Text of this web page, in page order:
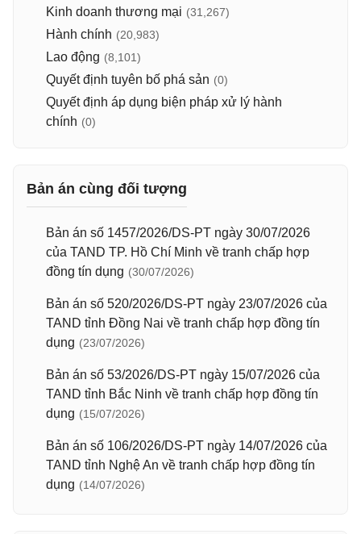
Kinh doanh thương mại (31,267)
Hành chính (20,983)
Lao động (8,101)
Quyết định tuyên bố phá sản (0)
Quyết định áp dụng biện pháp xử lý hành
chính (0)
Bản án cùng đối tượng
Bản án số 1457/2026/DS-PT ngày 30/07/2026
của TAND TP. Hồ Chí Minh về tranh chấp hợp
đồng tín dụng (30/07/2026)
Bản án số 520/2026/DS-PT ngày 23/07/2026 của
TAND tỉnh Đồng Nai về tranh chấp hợp đồng tín
dụng (23/07/2026)
Bản án số 53/2026/DS-PT ngày 15/07/2026 của
TAND tỉnh Bắc Ninh về tranh chấp hợp đồng tín
dụng (15/07/2026)
Bản án số 106/2026/DS-PT ngày 14/07/2026 của
TAND tỉnh Nghệ An về tranh chấp hợp đồng tín
dụng (14/07/2026)